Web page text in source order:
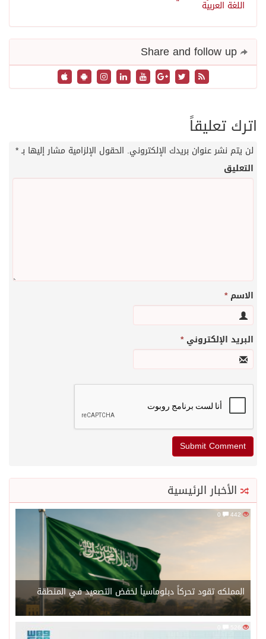
اللغة العربية
اترك تعليقاً
لن يتم نشر عنوان بريدك الإلكتروني. الحقول الإلزامية مشار إليها بـ*
التعليق
الاسم*
البريد الإلكتروني*
الأخبار الرئيسية
المملكه تقود تحركاً دبلوماسياً لخفض التصعيد في المنطقة
526